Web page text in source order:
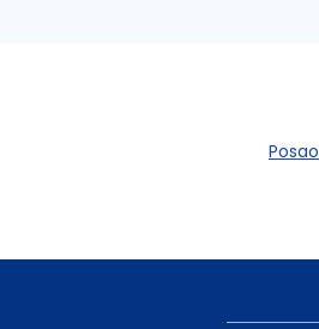
Posao